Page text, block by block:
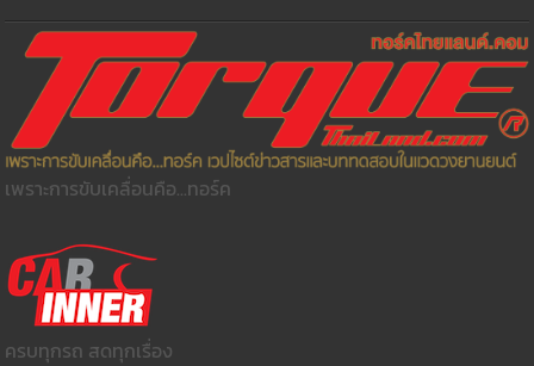
เพราะการขับเคลื่อนคือ...ทอร์ค
ครบทุกรถ สดทุกเรื่อง